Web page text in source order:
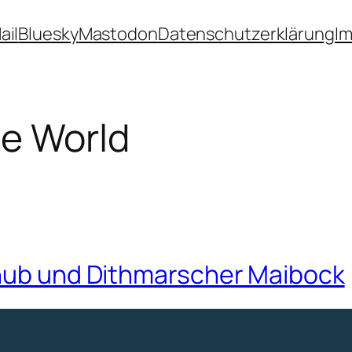
BlueskyMastodonDatenschutzerklärung
World
und Dithmarscher Maibock